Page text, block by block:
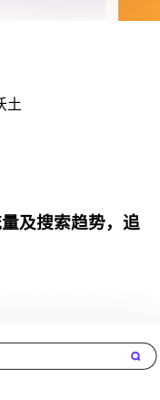
土
及搜索趋势，追